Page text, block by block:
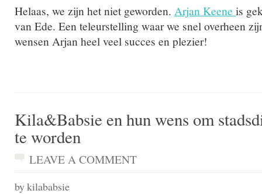
Helaas, we zijn het niet geworden. Arjan Keene is
van Ede. Een teleurstelling waar we snel overheen
wensen Arjan heel veel succes en plezier!
Kila&Babsie en hun wens om
te worden
LEAVE A COMMENT
by kilababsie